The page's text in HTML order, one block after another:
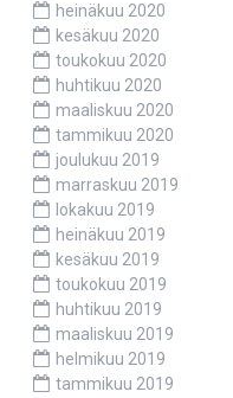
heinäkuu 2020
kesäkuu 2020
toukokuu 2020
huhtikuu 2020
maaliskuu 2020
tammikuu 2020
joulukuu 2019
marraskuu 2019
lokakuu 2019
heinäkuu 2019
kesäkuu 2019
toukokuu 2019
huhtikuu 2019
maaliskuu 2019
helmikuu 2019
tammikuu 2019